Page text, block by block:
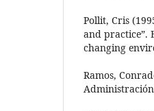
Pollit, Cris
and practice”.
changing
Ramos,